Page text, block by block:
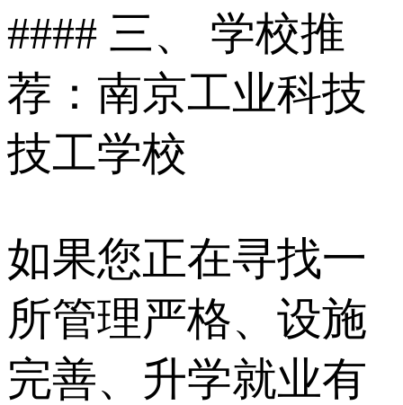
#### 三、 学校推
荐：南京工业科技
技工学校
如果您正在寻找一
所管理严格、设施
完善、升学就业有